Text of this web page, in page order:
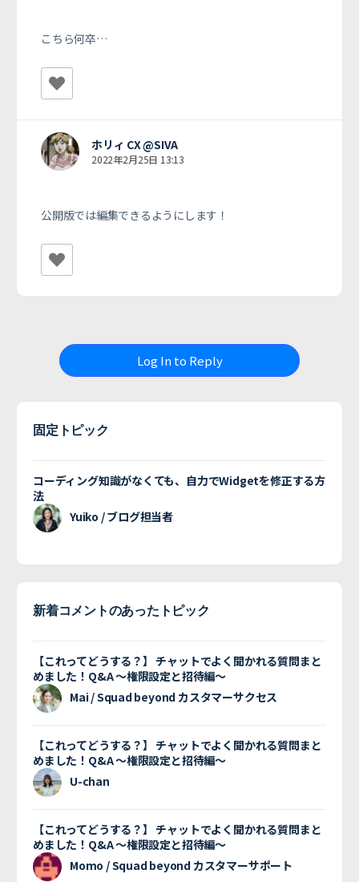
こちら何卒…
ホリィ CX @SIVA
2022年2月25日 13:13
公開版では編集できるようにします！
Log In to Reply
固定トピック
コーディング知識がなくても、自力でWidgetを修正する方
法
Yuiko / ブログ担当者
新着コメントのあったトピック
【これってどうする？】 チャットでよく聞かれる質問まと
めました！Q&A 〜権限設定と招待編〜
Mai / Squad beyond カスタマーサクセス
【これってどうする？】 チャットでよく聞かれる質問まと
めました！Q&A 〜権限設定と招待編〜
U-chan
【これってどうする？】 チャットでよく聞かれる質問まと
めました！Q&A 〜権限設定と招待編〜
Momo / Squad beyond カスタマーサポート